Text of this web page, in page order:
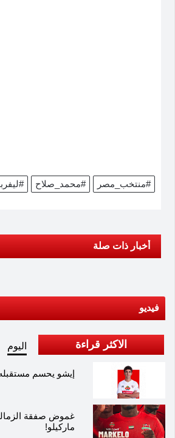
#محمد_صلاح #منتخب_مصر
أخبار ذات صلة
فيديو
الاكثر قراءة اليوم
إيشو يحسم
غموض صفقة
ماركيلو!